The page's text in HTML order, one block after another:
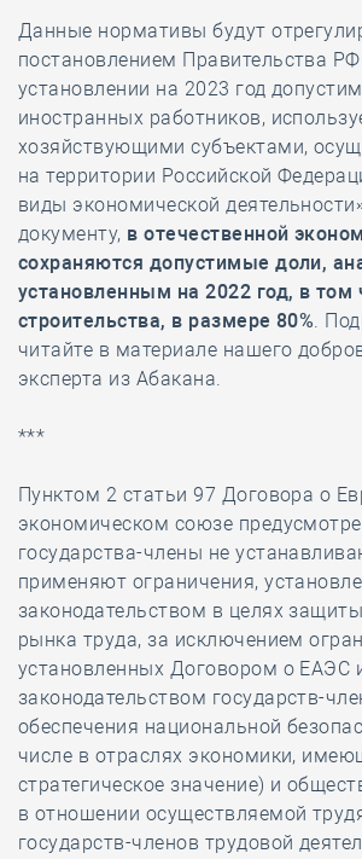
Данные нормативы будут
постановлением Правительства
установлении на 2023 год
иностранных работников,
хозяйствующими субъектами,
на территории Российской
виды экономической
документу, в отечественной
сохраняются допустимые доли,
установленным на 2022 год, в том
строительства, в размере 80%.
читайте в материале нашего
эксперта из Абакана.
***
Пунктом 2 статьи 97 Договора о
экономическом союзе
государства-члены не
применяют ограничения,
законодательством в целях
рынка труда, за исключением
установленных Договором о ЕАЭС
законодательством государств-
обеспечения национальной
числе в отраслях экономики,
стратегическое значение) и
в отношении осуществляемой
государств-членов трудовой